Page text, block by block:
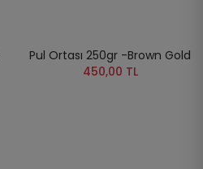
Pul Ortası 250gr -Brown Gold
450,00 TL